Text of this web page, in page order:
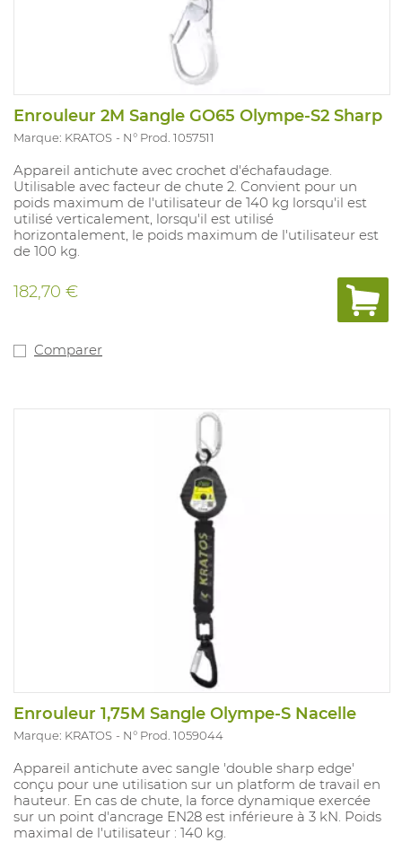
Enrouleur 2M Sangle GO65 Olympe-S2 Sharp
Marque: KRATOS N° Prod. 1057511
Appareil antichute avec crochet d'échafaudage.
Utilisable avec facteur de chute 2. Convient pour un
poids maximum de l'utilisateur de 140 kg lorsqu'il est
utilisé verticalement, lorsqu'il est utilisé
horizontalement, le poids maximum de l'utilisateur est
de 100 kg.
182,70 €
Comparer
Enrouleur 1,75M Sangle Olympe-S Nacelle
Marque: KRATOS N° Prod. 1059044
Appareil antichute avec sangle 'double sharp edge'
conçu pour une utilisation sur un platform de travail en
hauteur. En cas de chute, la force dynamique exercée
sur un point d'ancrage EN28 est inférieure à 3 kN. Poids
maximal de l'utilisateur : 140 kg.